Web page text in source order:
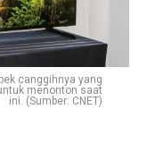
canggihnya yang
menonton saat
ini. (Sumber: CNET)